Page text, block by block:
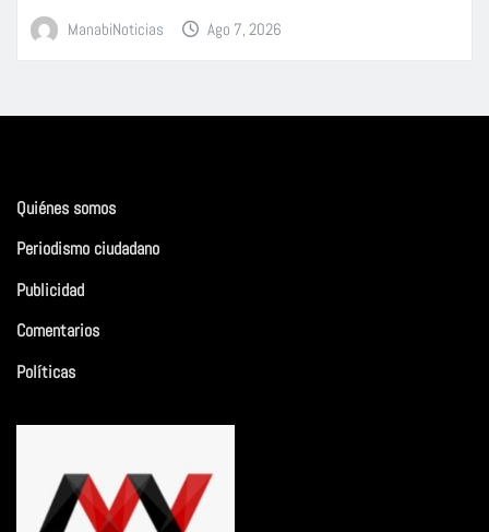
ManabiNoticias Ago 7, 2026
Quiénes somos
Periodismo ciudadano
Publicidad
Comentarios
Políticas